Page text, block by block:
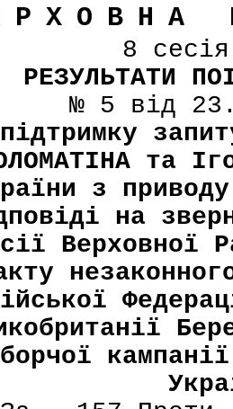
8
РЕЗУЛЬТАТИ
№ 5 від
та
з
на
Верховної